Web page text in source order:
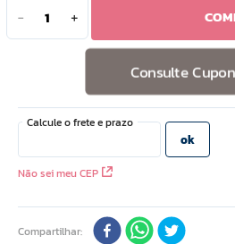
＋
－
Consulte
Não sei meu CEP
Compartilhar
10º hidratante